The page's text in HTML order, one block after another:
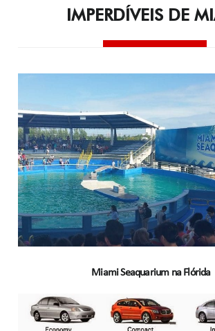
IMPERDÍVEIS DE
Miami Seaquarium na Flórida